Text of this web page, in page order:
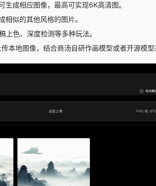
成相应图像，最高可实现6K高清图。
似的其他风格的图片。
色、深度检测等多种玩法。
本地图像，结合商汤自研作画模型或者开源模